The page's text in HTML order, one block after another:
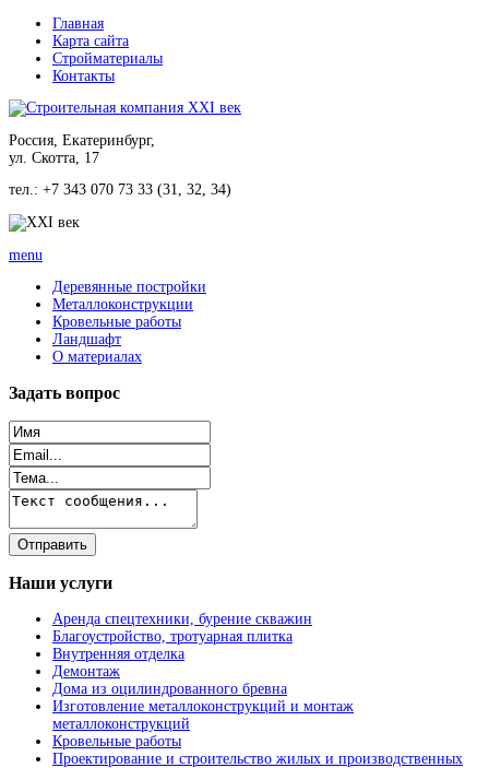
Главная
Карта сайта
Стройматериалы
Контакты
Россия, Екатеринбург,
ул. Скотта, 17
тел.: +7 343 070 73 33 (31, 32, 34)
menu
Деревянные постройки
Металлоконструкции
Кровельные работы
Ландшафт
О материалах
Задать вопрос
Наши услуги
Аренда спецтехники, бурение скважин
Благоустройство, тротуарная плитка
Внутренняя отделка
Демонтаж
Дома из оцилиндрованного бревна
Изготовление металлоконструкций и монтаж
металлоконструкций
Кровельные работы
Проектирование и строительство жилых и производственных